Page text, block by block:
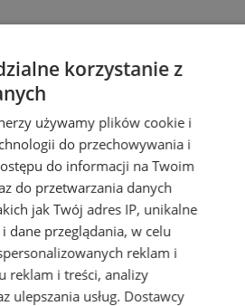
Mikołaj
Mikołaj (2)
korzystanie z
używamy plików cookie i
do przechowywania i
do informacji na Twoim
do przetwarzania danych
jak Twój adres IP, unikalne
dane przeglądania, w celu
reklam i
reklam i treści, analizy
ulepszania usług. Dostawcy